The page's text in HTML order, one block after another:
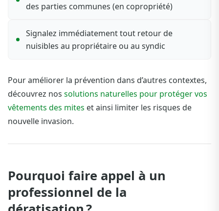
des parties communes (en copropriété)
Signalez immédiatement tout retour de
nuisibles au propriétaire ou au syndic
Pour améliorer la prévention dans d’autres contextes,
découvrez nos solutions naturelles pour protéger vos
vêtements des mites et ainsi limiter les risques de
nouvelle invasion.
Pourquoi faire appel à un
professionnel de la